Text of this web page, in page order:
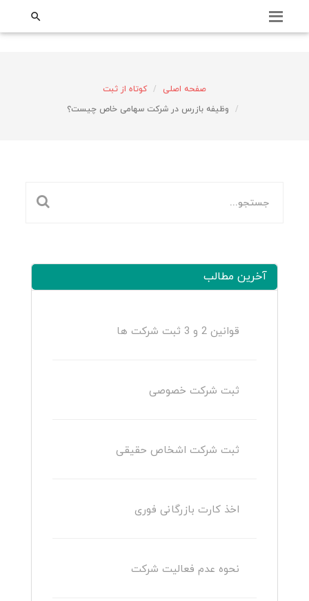

صفحه اصلی
کوتاه از ثبت
وظیفه بازرس در شرکت سهامی خاص چیست؟
آخرین مطالب
قوانین 2 و 3 ثبت شرکت ها
ثبت شرکت خصوصی
ثبت شرکت اشخاص حقیقی
اخذ کارت بازرگانی فوری
نحوه عدم فعالیت شرکت